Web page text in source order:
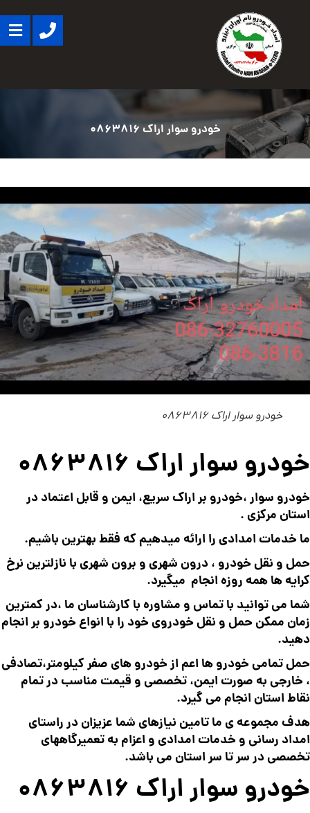
خودرو سوار اراک 0863816
خودرو سوار اراک 0863816
خودرو سوار اراک 0863816
خودرو سوار ،خودرو بر اراک سریع، ایمن و قابل اعتماد در
استان مرکزی .
ما خدمات امدادی را ارائه میدهیم که فقط بهترین باشیم.
حمل و نقل خودرو ، درون شهری و برون شهری با نازلترین نرخ
کرایه ها همه روزه انجام میگیرد.
شما می توانید با تماس و مشاوره با کارشناسان ما ،در کمترین
زمان ممکن حمل و نقل خودروی خود را با انواع خودرو بر انجام
دهید.
حمل تمامی خودرو ها اعم از خودرو های صفر کیلومتر،تصادفی
، خارجی به صورت ایمن، تخصصی و قیمت مناسب در تمام
نقاط استان انجام می گیرد.
هدف مجموعه ی ما تامین نیازهای شما عزیزان در راستای
امداد رسانی و خدمات امدادی و اعزام به تعمیرگاههای
تخصصی در سر تا سر استان می باشد.
خودرو سوار اراک 0863816